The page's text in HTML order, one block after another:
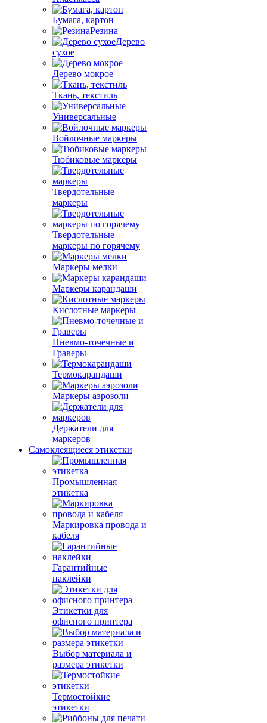
Бумага, картон
Резина
Дерево
сухое
Дерево мокрое
Ткань, текстиль
Универсальные
Войлочные маркеры
Тюбиковые маркеры
Твердотельные
маркеры
Твердотельные
маркеры по горячему
Маркеры мелки
Маркеры карандаши
Кислотные маркеры
Пневмо-точечные и
Граверы
Термокарандаши
Маркеры аэрозоли
Держатели для
маркеров
Самоклеящиеся этикетки
Промышленная
этикетка
Маркировка провода и
кабеля
Гарантийные
наклейки
Этикетки для
офисного принтера
Выбор материала и
размера этикетки
Термостойкие
этикетки